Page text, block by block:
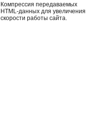
Компрессия передаваемых
HTML-данных для увеличения
скорости работы сайта.